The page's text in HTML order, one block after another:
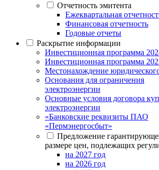
Отчетность эмитента
Ежеквартальная
Финансовая отчетность
Годовые отчеты
Раскрытие информации
Инвестиционная программа
Инвестиционная программа
Местонахождение
Основания для ограничения
электроэнергии
Основные условия договора
электроэнергии
«Банковские реквизиты ПАО
«Пермэнергосбыт»
Предложение
размере цен, подлежащих
на 2027 год
на 2026 год